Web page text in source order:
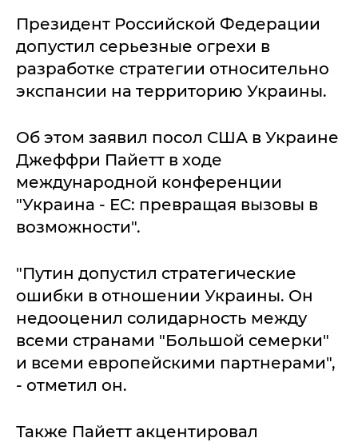
Президент Российской Федерации
допустил серьезные огрехи в
разработке стратегии относительно
экспансии на территорию Украины.
Об этом заявил посол США в Украине
Джеффри Пайетт в ходе
международной конференции
"Украина - ЕС: превращая вызовы в
возможности".
"Путин допустил стратегические
ошибки в отношении Украины. Он
недооценил солидарность между
всеми странами "Большой семерки"
и всеми европейскими партнерами",
- отметил он.
Также Пайетт акцентировал